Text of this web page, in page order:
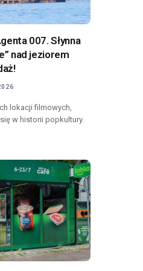
007. Słynna
nad jeziorem
lokacji filmowych,
w historii popkultury.